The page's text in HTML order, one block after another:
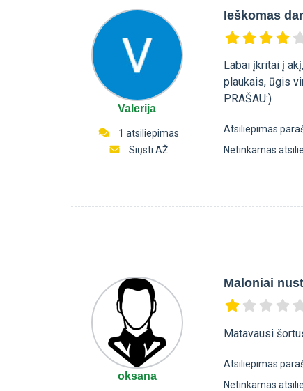
Valerija
1 atsiliepimas
Siųsti AŽ
Ieškomas
Labai įkritai į
plaukais, ūgis
PRAŠAU:)
Atsiliepimas
Netinkamas
oksana
Maloniai
Matavausi
Atsiliepimas
Netinkamas